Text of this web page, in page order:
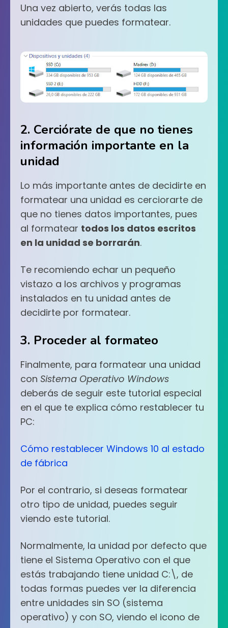
Una vez abierto, verás todas las
unidades que puedes formatear.
2. Cerciórate de que no tienes
información importante en la
unidad
Lo más importante antes de decidirte en
formatear una unidad es cerciorarte de
que no tienes datos importantes, pues
al formatear todos los datos escritos
en la unidad se borrarán.
Te recomiendo echar un pequeño
vistazo a los archivos y programas
instalados en tu unidad antes de
decidirte por formatear.
3. Proceder al formateo
Finalmente, para formatear una unidad
con Sistema Operativo Windows
deberás de seguir este tutorial especial
en el que te explica cómo restablecer tu
PC:
Cómo restablecer Windows 10 al estado
de fábrica
Por el contrario, si deseas formatear
otro tipo de unidad, puedes seguir
viendo este tutorial.
Normalmente, la unidad por defecto que
tiene el Sistema Operativo con el que
estás trabajando tiene unidad C:\, de
todas formas puedes ver la diferencia
entre unidades sin SO (sistema
operativo) y con SO, viendo el icono de